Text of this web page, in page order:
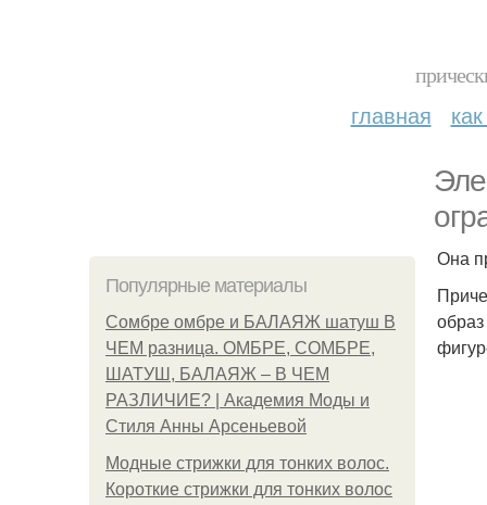
главная
Популярные материалы
Сомбре омбре и БАЛАЯЖ шатуш В
ЧЕМ разница. ОМБРЕ, СОМБРЕ,
ШАТУШ, БАЛАЯЖ – В ЧЕМ
РАЗЛИЧИЕ? | Академия Моды и
Стиля Анны Арсеньевой
Модные стрижки для тонких волос.
Короткие стрижки для тонких волос
Она